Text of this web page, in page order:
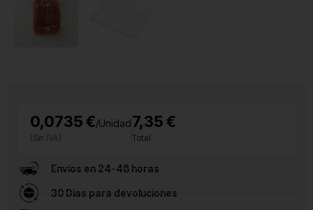
0,0735 €/Unidad
(Sin IVA)
7,35 €
Total
Envíos en 24-48 horas
30 Días para devoluciones